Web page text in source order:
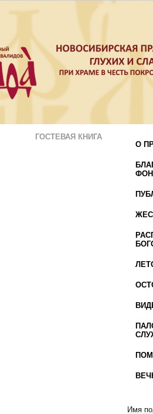
ГОСТЕВАЯ КНИГА
О
Имя